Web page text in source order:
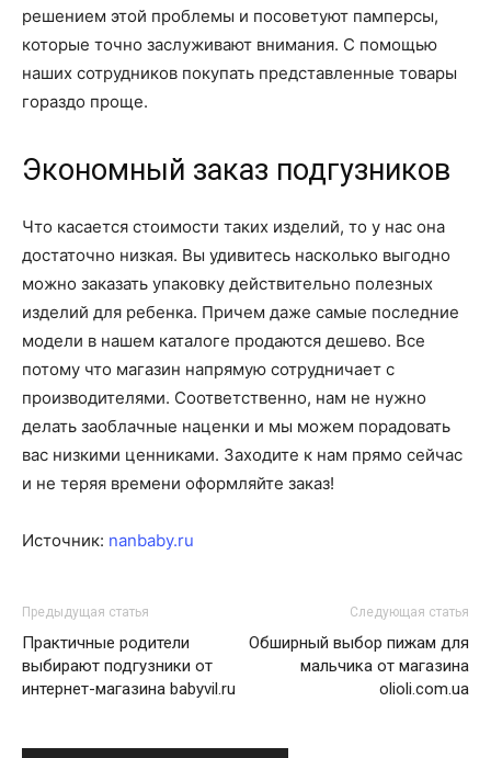
решением этой проблемы и посоветуют памперсы,
которые точно заслуживают внимания. С помощью
наших сотрудников покупать представленные товары
гораздо проще.
Экономный заказ подгузников
Что касается стоимости таких изделий, то у нас она
достаточно низкая. Вы удивитесь насколько выгодно
можно заказать упаковку действительно полезных
изделий для ребенка. Причем даже самые последние
модели в нашем каталоге продаются дешево. Все
потому что магазин напрямую сотрудничает с
производителями. Соответственно, нам не нужно
делать заоблачные наценки и мы можем порадовать
вас низкими ценниками. Заходите к нам прямо сейчас
и не теряя времени оформляйте заказ!
Источник: nanbaby.ru
Предыдущая статья
Практичные родители
выбирают подгузники от
интернет-магазина babyvil.ru
Следующая статья
Обширный выбор пижам для
мальчика от магазина
olioli.com.ua